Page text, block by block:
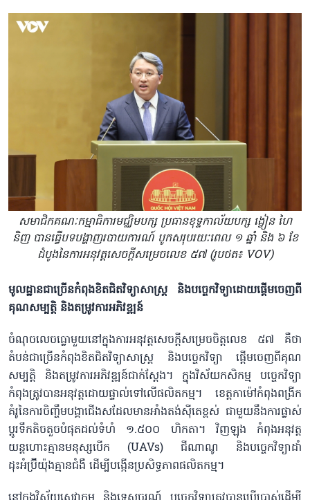
សមាជិកគណៈកម្មាធិការមជ្ឈិមបក្ស ប្រធានខុទ្ទកាល័យបក្ស ង្វៀន ហៃ
និញ បានធ្វើបទបង្ហាញរបាយការណ៍ បូកសរុបរយៈពេល ១ ឆ្នាំ និង ៦ ខែ
ដំបូងនៃការអនុវត្តសេចក្តីសម្រេចលេខ ៥៧ (រូបថត៖ VOV)
មូលដ្ឋានជាច្រើនកំពុងខិតជិតវិទ្យាសាស្ត្រ និងបច្ចេកវិទ្យាដោយផ្តើមចេញពី
គុណសម្បត្តិ និងតម្រូវការអភិវឌ្ឍន៍
ចំណុចលេចធ្លោមួយនៅក្នុងការអនុវត្តសេចក្តីសម្រេចចិត្តលេខ ៥៧ គឺថា
តំបន់ជាច្រើនកំពុងខិតជិតវិទ្យាសាស្ត្រ និងបច្ចេកវិទ្យា ផ្តើមចេញពីគុណ
សម្បត្តិ និងតម្រូវការអភិវឌ្ឍន៍ជាក់ស្តែង។ ក្នុងវិស័យកសិកម្ម បច្ចេកវិទ្យា
កំពុងត្រូវបានអនុវត្តដោយផ្ទាល់ទៅលើផលិតកម្ម។ ខេត្តកាម៉ៅកំពុងពង្រីក
គំរូនៃការចិញ្ចឹមបង្គាជើងសដែលមានអាំងតង់ស៊ីតេខ្ពស់ ជាមួយនឹងការផ្លាស់
ប្តូរទឹកតិចតួចបំផុតដល់ទំហំ ១.៥០០ ហិកតា។ វិញឡុង កំពុងអនុវត្ត
យន្តហោះគ្មានមនុស្សបើក (UAVs) ជីណាណូ និងបច្ចេកវិទ្យាដាំ
ដុះអំប្រ៊ីយ៉ុងគ្មានជំងឺ ដើម្បីបង្កើនប្រសិទ្ធភាពផលិតកម្ម។